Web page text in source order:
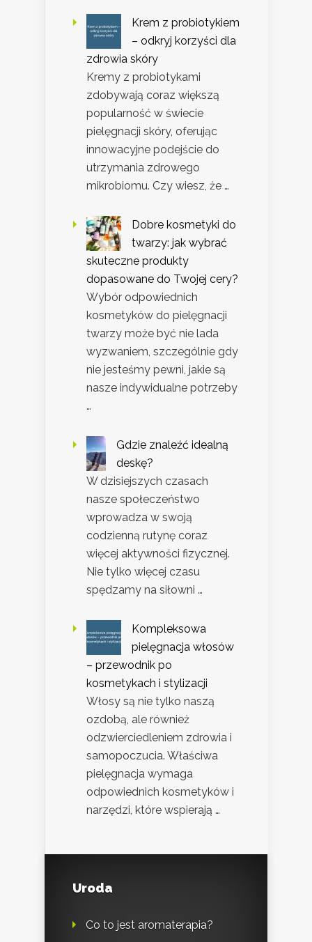
Krem z probiotykiem
– odkryj korzyści dla
zdrowia skóry
Kremy z probiotykami
zdobywają coraz większą
popularność w świecie
pielęgnacji skóry, oferując
innowacyjne podejście do
utrzymania zdrowego
mikrobiomu. Czy wiesz, że …
Dobre kosmetyki do
twarzy: jak wybrać
skuteczne produkty
dopasowane do Twojej cery?
Wybór odpowiednich
kosmetyków do pielęgnacji
twarzy może być nie lada
wyzwaniem, szczególnie gdy
nie jesteśmy pewni, jakie są
nasze indywidualne potrzeby
…
Gdzie znaleźć idealną
deskę?
W dzisiejszych czasach
nasze społeczeństwo
wprowadza w swoją
codzienną rutynę coraz
więcej aktywności fizycznej.
Nie tylko więcej czasu
spędzamy na siłowni …
Kompleksowa
pielęgnacja włosów
– przewodnik po
kosmetykach i stylizacji
Włosy są nie tylko naszą
ozdobą, ale również
odzwierciedleniem zdrowia i
samopoczucia. Właściwa
pielęgnacja wymaga
odpowiednich kosmetyków i
narzędzi, które wspierają …
Uroda
Co to jest aromaterapia?